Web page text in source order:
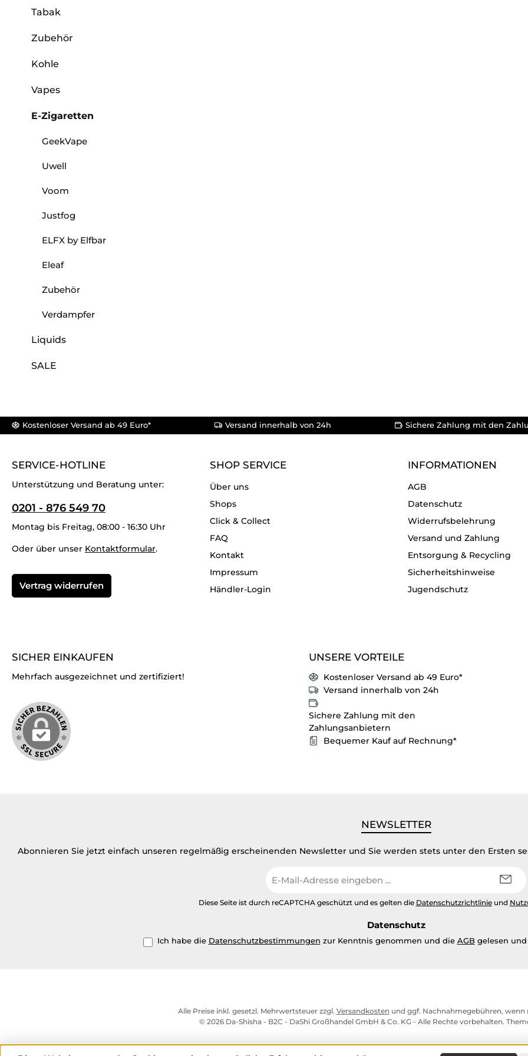
Tabak
Zubehör
Kohle
Vapes
E-Zigaretten
GeekVape
Uwell
Voom
Justfog
ELFX by Elfbar
Eleaf
Zubehör
Verdampfer
Liquids
SALE
Kostenloser Versand ab 49 Euro* Versand innerhalb von 24h Sichere Zahlung mit den
SERVICE-HOTLINE
Unterstützung und Beratung unter:
0201 - 876 549 70
Montag bis Freitag, 08:00 - 16:30 Uhr
Oder über unser Kontaktformular.
Vertrag widerrufen
SHOP SERVICE
Über uns
Shops
Click & Collect
FAQ
Kontakt
Impressum
Händler-Login
INFORMATIONEN
AGB
Datenschutz
Widerrufsbelehrung
Versand und Zahlung
Entsorgung & Recycling
Sicherheitshinweise
Jugendschutz
SICHER EINKAUFEN
Mehrfach ausgezeichnet und zertifiziert!
UNSERE VORTEILE
Kostenloser Versand ab 49 Euro*
Versand innerhalb von 24h
Sichere Zahlung mit den
Zahlungsanbietern
Bequemer Kauf auf Rechnung*
NEWSLETTER
Abonnieren Sie jetzt einfach unseren regelmäßig erscheinenden Newsletter und Sie werden stets unter den Ersten
Mail-
Diese Seite ist durch reCAPTCHA geschützt und es gelten die Datenschutzrichtlinieund
Datenschutz
Ich habe die Datenschutzbestimmungen zur Kenntnis genommen und die AGBgelesen und
Alle Preise inkl. gesetzl. Mehrwertsteuer zzgl. Versandkosten und ggf. Nachnahmegebühren, wenn
© 2026 Da-Shisha - B2C - DaShi Großhandel GmbH & Co. KG - Alle Rechte vorbehalten.